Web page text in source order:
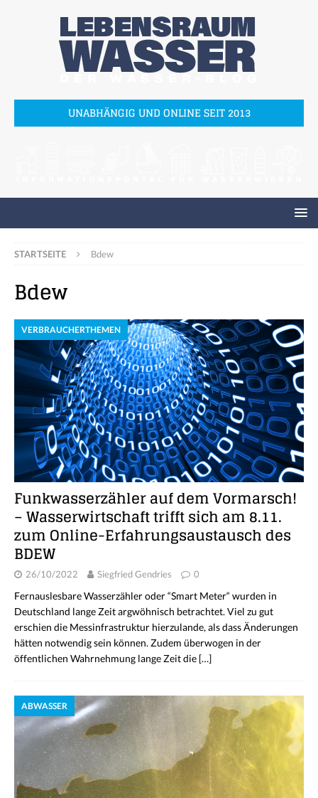
UNABHÄNGIG UND ONLINE SEIT 2013
STARTSEITE Bdew
Bdew
VERBRAUCHERTHEMEN
Funkwasserzähler auf dem Vormarsch!
– Wasserwirtschaft trifft sich am 8.11.
zum Online-Erfahrungsaustausch des
BDEW
26/10/2022 Siegfried Gendries 0
Fernauslesbare Wasserzähler oder “Smart Meter“ wurden in
Deutschland lange Zeit argwöhnisch betrachtet. Viel zu gut
erschien die Messinfrastruktur hierzulande, als dass Änderungen
hätten notwendig sein können. Zudem überwogen in der
öffentlichen Wahrnehmung lange Zeit die […]
ABWASSER